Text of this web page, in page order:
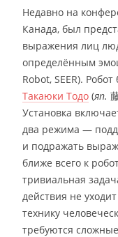
Недавно на
Канада, был
выражения лиц
определённым
Robot, SEER).
Такаюки Тодо (яп.
Установка
два режима —
и подражать
ближе всего к
тривиальная
действия не
технику
требуются